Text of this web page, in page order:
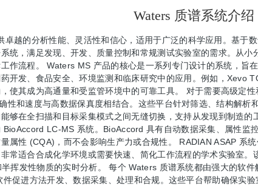
Waters 质谱系统介绍
卓越的分析性能、灵活性和信心，适用于广泛的科学应用。基于
统，满足发现、开发、质量控制和常规测试实验室的需求。从
作流程。 Waters MS 产品的核心是一系列专门设计的系统，旨
开发、食品安全、环境监测和临床研究中的应用。例如，Xevo
使其成为高通量和受监管环境中的可靠工具。 对于需要高级定
性和速度与高数据保真度相结合。这些平台针对筛选、结构解析
够在全扫描和目标采集模式之间无缝切换，支持从发现到制造
LC-MS 系统。BioAccord 具有自动数据采集、属性监
属性 (CQA)，而不会影响生产力或合规性。 RADIAN ASAP 系
常适合合成化学环境或需要快速、简化工作流程的学术实验室
挥发性物质的实时分析。 每个 Waters 质谱系统都由强大的软
促进方法开发、数据采集、处理和合规。这些平台帮助确保实